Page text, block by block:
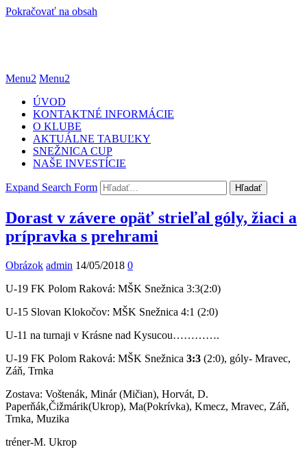
Pokračovať na obsah
Menu2 Menu2
ÚVOD
KONTAKTNÉ INFORMÁCIE
O KLUBE
AKTUÁLNE TABUĽKY
SNEŽNICA CUP
NAŠE INVESTÍCIE
Expand Search Form Hľadať
Dorast v závere opäť strieľal góly, žiaci a
prípravka s prehrami
Obrázok admin 14/05/2018 0
U-19 FK Polom Raková: MŠK Snežnica 3:3(2:0)
U-15 Slovan Klokočov: MŠK Snežnica 4:1 (2:0)
U-11 na turnaji v Krásne nad Kysucou………….
U-19 FK Polom Raková: MŠK Snežnica 3:3 (2:0), góly- Mravec,
Záň, Trnka
Zostava: Voštenák, Minár (Mičian), Horvát, D.
Paperňák,Čižmárik(Ukrop), Ma(Pokrívka), Kmecz, Mravec, Záň,
Trnka, Muzika
tréner-M. Ukrop